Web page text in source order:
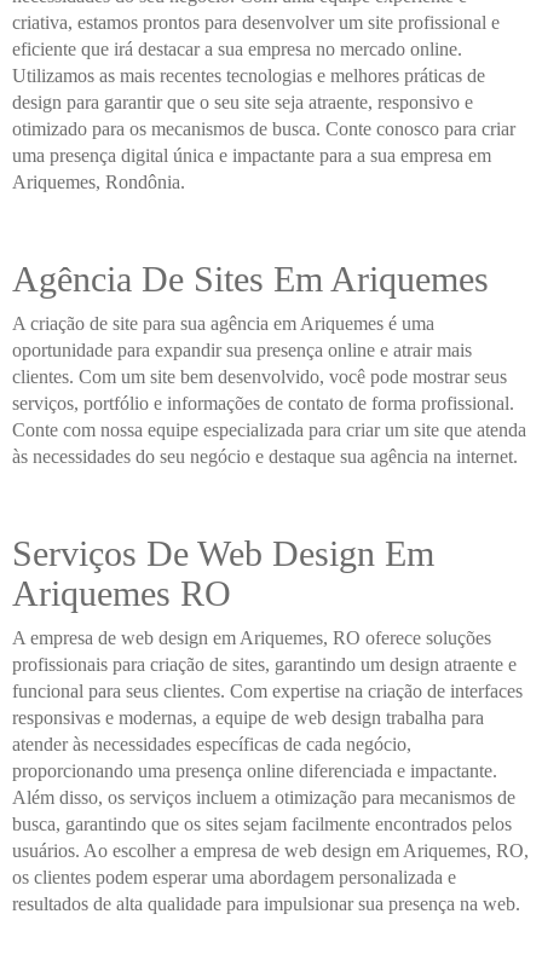
criativa, estamos prontos para desenvolver um site profissional e
eficiente que irá destacar a sua empresa no mercado online.
Utilizamos as mais recentes tecnologias e melhores práticas de
design para garantir que o seu site seja atraente, responsivo e
otimizado para os mecanismos de busca. Conte conosco para criar
uma presença digital única e impactante para a sua empresa em
Ariquemes, Rondônia.
Agência De Sites Em Ariquemes
A criação de site para sua agência em Ariquemes é uma
oportunidade para expandir sua presença online e atrair mais
clientes. Com um site bem desenvolvido, você pode mostrar seus
serviços, portfólio e informações de contato de forma profissional.
Conte com nossa equipe especializada para criar um site que atenda
às necessidades do seu negócio e destaque sua agência na internet.
Serviços De Web Design Em
Ariquemes RO
A empresa de web design em Ariquemes, RO oferece soluções
profissionais para criação de sites, garantindo um design atraente e
funcional para seus clientes. Com expertise na criação de interfaces
responsivas e modernas, a equipe de web design trabalha para
atender às necessidades específicas de cada negócio,
proporcionando uma presença online diferenciada e impactante.
Além disso, os serviços incluem a otimização para mecanismos de
busca, garantindo que os sites sejam facilmente encontrados pelos
usuários. Ao escolher a empresa de web design em Ariquemes, RO,
os clientes podem esperar uma abordagem personalizada e
resultados de alta qualidade para impulsionar sua presença na web.